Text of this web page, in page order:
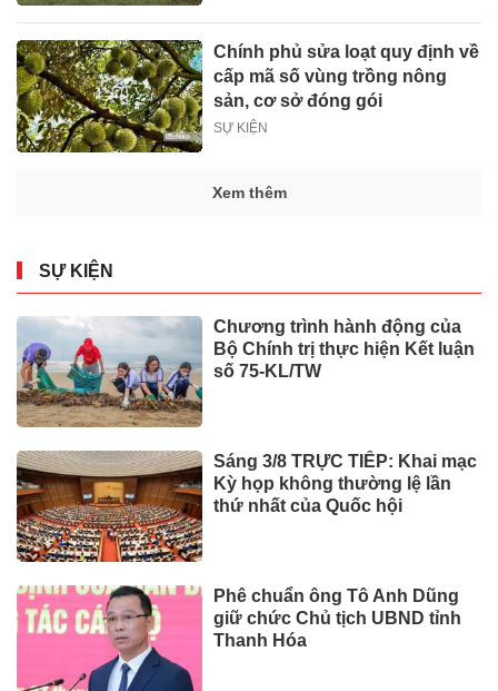
Chính phủ sửa loạt quy định về
cấp mã số vùng trồng nông
sản, cơ sở đóng gói
SỰ KIỆN
Xem thêm
SỰ KIỆN
Chương trình hành động của
Bộ Chính trị thực hiện Kết luận
số 75-KL/TW
Sáng 3/8 TRỰC TIẾP: Khai mạc
Kỳ họp không thường lệ lần
thứ nhất của Quốc hội
Phê chuẩn ông Tô Anh Dũng
giữ chức Chủ tịch UBND tỉnh
Thanh Hóa